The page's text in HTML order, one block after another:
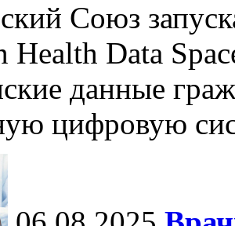
Союз
Health Data
данные
цифровую